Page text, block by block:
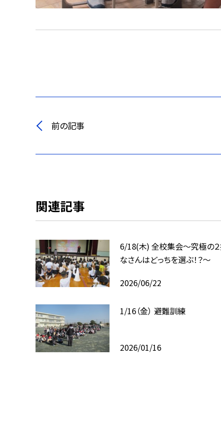
前の記事
関連記事
6/18(木) 全校集会～究極の２
なさんはどっちを選ぶ！？～
2026/06/22
1/16（金） 避難訓練
2026/01/16